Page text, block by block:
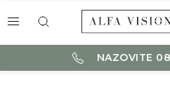
NAZOVITE